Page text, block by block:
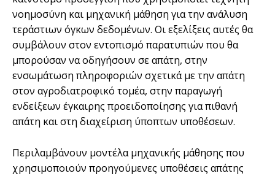
νοημοσύνη και μηχανική μάθηση για την ανάλυση
τεράστιων όγκων δεδομένων. Οι εξελίξεις αυτές θα
συμβάλουν στον εντοπισμό παρατυπιών που θα
μπορούσαν να οδηγήσουν σε απάτη, στην
ενσωμάτωση πληροφοριών σχετικά με την απάτη
στον αγροδιατροφικό τομέα, στην παραγωγή
ενδείξεων έγκαιρης προειδοποίησης για πιθανή
απάτη και στη διαχείριση ύποπτων υποθέσεων.
Περιλαμβάνουν μοντέλα μηχανικής μάθησης που
χρησιμοποιούν προηγούμενες υποθέσεις απάτης